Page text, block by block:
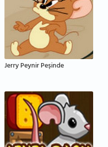
Jerry Peynir Peşinde